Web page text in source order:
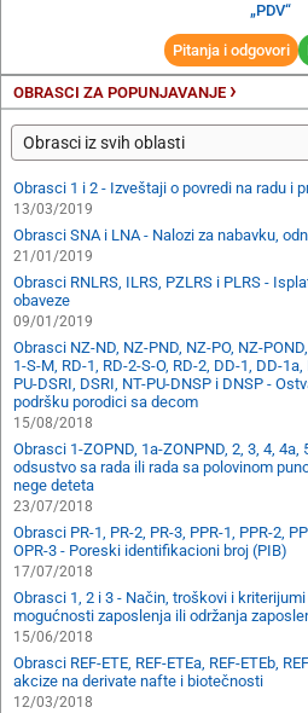
„PDV“
Pitanja i odgovori
OBRASCI ZA POPUNJAVANJE ›
Obrasci 1 i 2 - Izveštaji o povredi na radu i
13/03/2019
Obrasci SNA i LNA - Nalozi za nabavku,
21/01/2019
Obrasci RNLRS, ILRS, PZLRS i PLRS -
obaveze
09/01/2019
Obrasci NZ-ND, NZ-PND, NZ-PO, NZ-
1-S-M, RD-1, RD-2-S-O, RD-2, DD-1, DD-
PU-DSRI, DSRI, NT-PU-DNSP i DNSP -
podršku porodici sa decom
15/08/2018
Obrasci 1-ZOPND, 1a-ZONPND, 2, 3, 4,
odsustvo sa rada ili rada sa polovinom
nege deteta
23/07/2018
Obrasci PR-1, PR-2, PR-3, PPR-1, PPR-2,
OPR-3 - Poreski identifikacioni broj (PIB)
17/07/2018
Obrasci 1, 2 i 3 - Način, troškovi i
mogućnosti zaposlenja ili održanja
15/06/2018
Obrasci REF-ETE, REF-ETEa, REF-ETEb,
akcize na derivate nafte i biotečnosti
12/03/2018